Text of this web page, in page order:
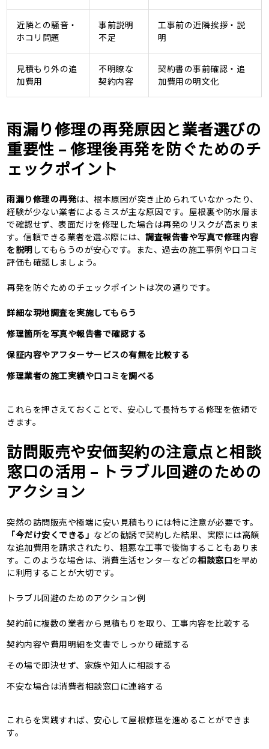
近隣との騒音・
ホコリ問題
事前説明
不足
工事前の近隣挨拶・説
明
見積もり外の追
加費用
不明瞭な
契約内容
契約書の事前確認・追
加費用の明文化
雨漏り修理の再発原因と業者選びの
重要性 – 修理後再発を防ぐためのチ
ェックポイント
雨漏り修理の再発は、根本原因が突き止められていなかったり、
経験が少ない業者によるミスが主な原因です。屋根裏や防水層ま
で確認せず、表面だけを修理した場合は再発のリスクが高まりま
す。信頼できる業者を選ぶ際には、調査報告書や写真で修理内容
を説明 してもらうのが安心です。また、過去の施工事例や口コミ
評価も確認しましょう。
再発を防ぐためのチェックポイントは次の通りです。
詳細な現地調査を実施してもらう
修理箇所を写真や報告書で確認する
保証内容やアフターサービスの有無を比較する
修理業者の施工実績や口コミを調べる
これらを押さえておくことで、安心して長持ちする修理を依頼で
きます。
訪問販売や安価契約の注意点と相談
窓口の活用 – トラブル回避のための
アクション
突然の訪問販売や極端に安い見積もりには特に注意が必要です。
「今だけ安くできる」 などの勧誘で契約した結果、実際には高額
な追加費用を請求されたり、粗悪な工事で後悔することもありま
す。このような場合は、消費生活センターなどの相談窓口を早め
に利用することが大切です。
トラブル回避のためのアクション例
契約前に複数の業者から見積もりを取り、工事内容を比較する
契約内容や費用明細を文書でしっかり確認する
その場で即決せず、家族や知人に相談する
不安な場合は消費者相談窓口に連絡する
これらを実践すれば、安心して屋根修理を進めることができま
す。